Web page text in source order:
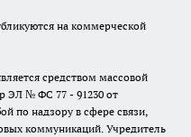
на коммерческой
средством массовой
ЭЛ № ФС 77 - 91230 от
по надзору в сфере связи,
коммуникаций. Учредитель